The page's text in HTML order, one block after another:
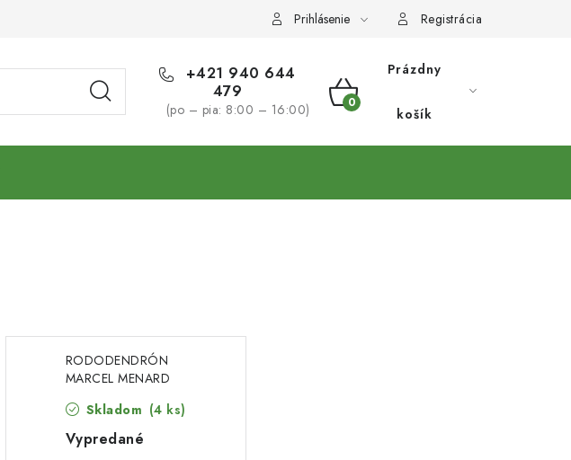
Prihlásenie Registrácia
+421 940 644
479
(po – pia: 8:00 – 16:00)
NÁKUPNÝ
Prázdny
košík
RODODENDRÓN
MARCEL MENARD
Skladom (4 ks)
Vypredané